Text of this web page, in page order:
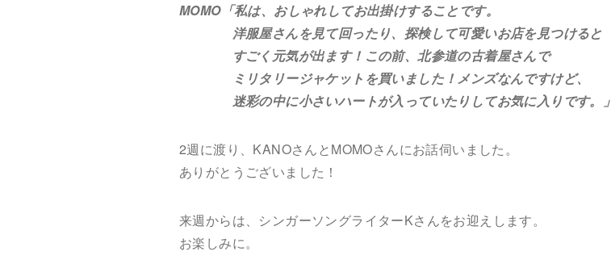
MOMO「私は、おしゃれしてお出掛けすることです。
洋服屋さんを見て回ったり、探検して可愛いお店を見つけると
すごく元気が出ます！この前、北参道の古着屋さんで
ミリタリージャケットを買いました！メンズなんですけど、
迷彩の中に小さいハートが入っていたりしてお気に入りです。」
2週に渡り、KANOさんとMOMOさんにお話伺いました。
ありがとうございました！
来週からは、シンガーソングライターKさんをお迎えします。
お楽しみに。